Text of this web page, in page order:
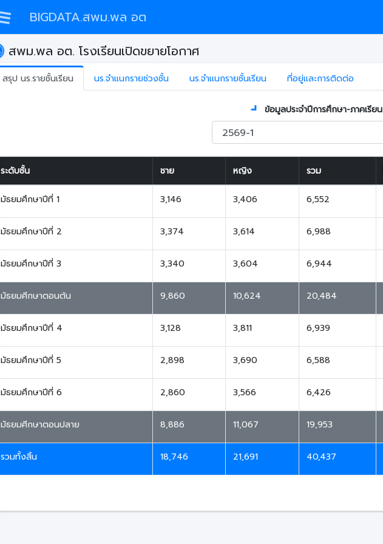
BIGDATA.สพม.พล อต
สพม.พล อต. โรงเรียนเปิดขยายโอกาศ
สรุป นร.รายชั้นเรียน นร.จำแนกรายช่วงชั้น นร.จำแนกรายชั้นเรียน ที่อยู่และการติดต่อ
ข้อมูลประจำปีการศึกษา-ภาคเรียน
ระดับชั้น ชาย หญิง รวม
มัธยมศึกษาปีที่ 1 3,146 3,406 6,552
มัธยมศึกษาปีที่ 2 3,374 3,614 6,988
มัธยมศึกษาปีที่ 3 3,340 3,604 6,944
มัธยมศีกษาตอนต้น 9,860 10,624 20,484
มัธยมศึกษาปีที่ 4 3,128 3,811 6,939
มัธยมศึกษาปีที่ 5 2,898 3,690 6,588
มัธยมศึกษาปีที่ 6 2,860 3,566 6,426
มัธยมศีกษาตอนปลาย 8,886 11,067 19,953
รวมทั้งสิ้น 18,746 21,691 40,437